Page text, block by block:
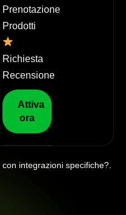
Prenotazione
Prodotti
Richiesta
Recensione
Attiva
ora
integrazioni specifiche?.